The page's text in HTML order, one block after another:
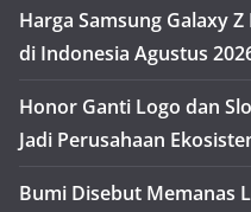
Harga Samsung Galaxy
di Indonesia Agustus
Honor Ganti Logo dan
Jadi Perusahaan
Bumi Disebut Memanas